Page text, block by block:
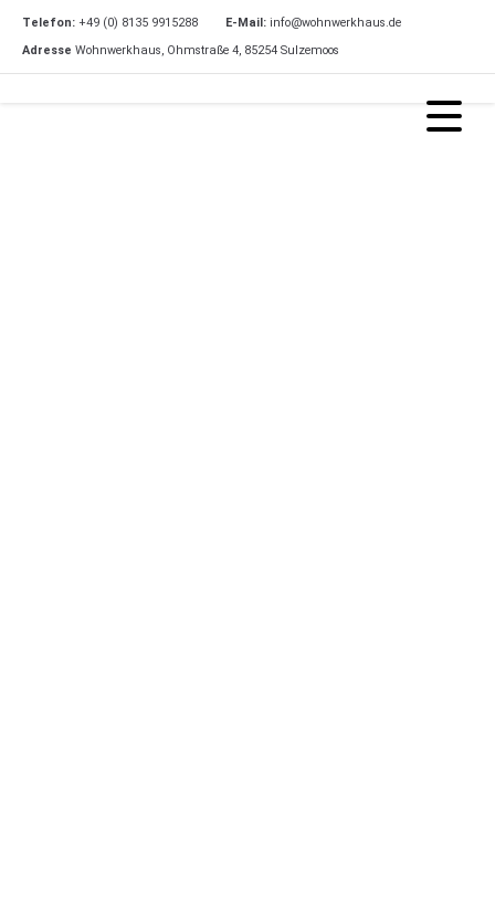
Telefon: +49 (0) 8135 9915288 E-Mail: info@wohnwerkhaus.de
Adresse Wohnwerkhaus, Ohmstraße 4, 85254 Sulzemoos